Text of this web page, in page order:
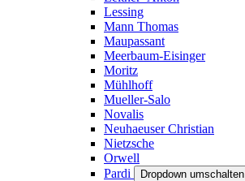
Lessing
Mann Thomas
Maupassant
Meerbaum-Eisinger
Moritz
Mühlhoff
Mueller-Salo
Novalis
Neuhaeuser Christian
Nietzsche
Orwell
Pardi
Dropdown umschalten